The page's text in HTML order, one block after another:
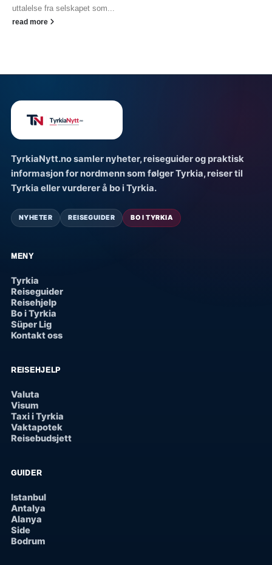
uttalelse fra selskapet som...
read more
TyrkiaNytt.no samler nyheter, reiseguider og praktisk
informasjon for nordmenn som følger Tyrkia, reiser til
Tyrkia eller vurderer å bo i Tyrkia.
NYHETER REISEGUIDER BO I TYRKIA
MENY
Tyrkia
Reiseguider
Reisehjelp
Bo i Tyrkia
Süper Lig
Kontakt oss
REISEHJELP
Valuta
Visum
Taxi i Tyrkia
Vaktapotek
Reisebudsjett
GUIDER
Istanbul
Antalya
Alanya
Side
Bodrum